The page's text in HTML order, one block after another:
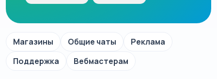
Магазины Общие чаты
Реклама
Поддержка
Вебмастерам